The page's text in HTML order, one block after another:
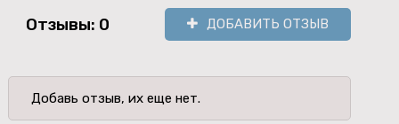
Отзывы: 0 ДОБАВИТЬ ОТЗЫВ
Добавь отзыв, их еще нет.